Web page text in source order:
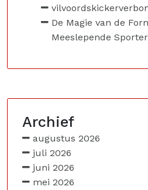
De Magie van de
Meeslepende
Archief
augustus 2026
juli 2026
juni 2026
mei 2026